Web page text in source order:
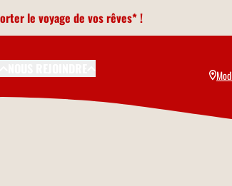
le voyage de vos rêves* !